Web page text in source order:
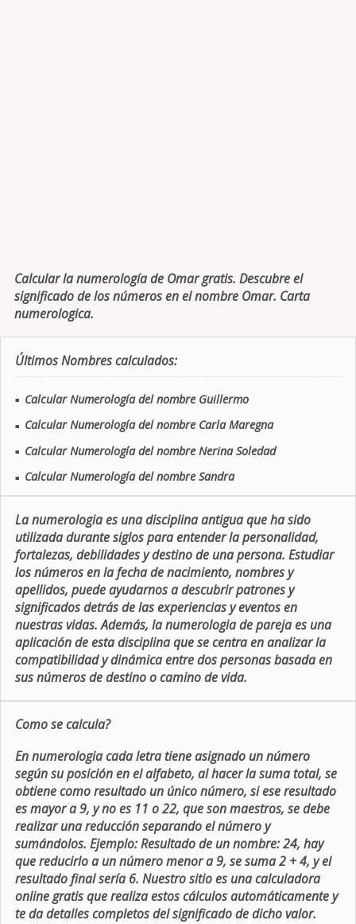
Calcular la numerología de Omar gratis. Descubre el
significado de los números en el nombre Omar. Carta
numerologica.
Últimos Nombres calculados:
■ Calcular Numerología del nombre Guillermo
■ Calcular Numerología del nombre Carla Maregna
■ Calcular Numerología del nombre Nerina Soledad
■ Calcular Numerología del nombre Sandra
La numerologia es una disciplina antigua que ha sido
utilizada durante siglos para entender la personalidad,
fortalezas, debilidades y destino de una persona. Estudiar
los números en la fecha de nacimiento, nombres y
apellidos, puede ayudarnos a descubrir patrones y
significados detrás de las experiencias y eventos en
nuestras vidas. Además, la numerologia de pareja es una
aplicación de esta disciplina que se centra en analizar la
compatibilidad y dinámica entre dos personas basada en
sus números de destino o camino de vida.
Como se calcula?
En numerologia cada letra tiene asignado un número
según su posición en el alfabeto, al hacer la suma total, se
obtiene como resultado un único número, si ese resultado
es mayor a 9, y no es 11 o 22, que son maestros, se debe
realizar una reducción separando el número y
sumándolos. Ejemplo: Resultado de un nombre: 24, hay
que reducirlo a un número menor a 9, se suma 2 + 4, y el
resultado final sería 6. Nuestro sitio es una calculadora
online gratis que realiza estos cálculos automáticamente y
te da detalles completos del significado de dicho valor.